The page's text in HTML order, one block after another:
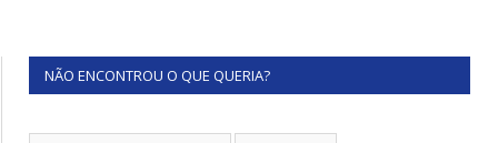
NÃO ENCONTROU O QUE QUERIA?